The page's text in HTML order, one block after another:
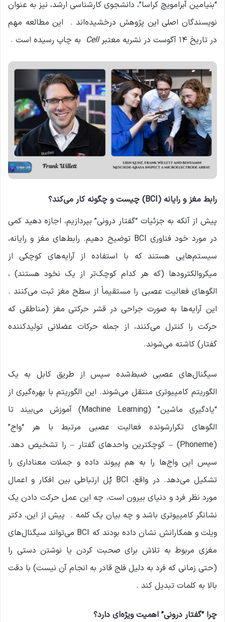
“بنیامین آبرامویچ کراسا”، دانشجوی کارشناسی ارشد، نیز به عنوان
نویسندگان اصلی این پژوهش درخشیده‌اند . این مطالعه مهم
در تاریخ ۱۴ آگوست در نشریه معتبر
Cell به چاپ رسیده است .
رابط مغز و رایانه (BCI)
چیست و چگونه کار می‌کند؟
پیش از آنکه به جزئیات “گفتار درونی” بپردازیم، اجازه دهید کمی
در مورد خود فناوری BCI توضیح دهیم. رابط‌های مغز و رایانه،
سیستم‌هایی هستند که با استفاده از آرایه‌های کوچکی از
میکروالکترودها (که هر کدام کوچک‌تر از یک نخود هستند) ،
الگوهای فعالیت عصبی را مستقیماً از سطح مغز ثبت می‌کنند .
این آرایه‌ها به صورت جراحی در قشر حرکتی مغز (مناطقی که
حرکت را کنترل می‌کنند، از جمله حرکات عضلانی تولیدکننده
گفتار) کاشته می‌شوند.
سیگنال‌های عصبی ضبط‌شده سپس از طریق کابل به یک
الگوریتم کامپیوتری منتقل می‌شوند. این الگوریتم با بهره‌گیری از
“یادگیری ماشین” (Machine Learning) آموزش می‌بیند تا
الگوهای تکرارشونده فعالیت عصبی مرتبط با هر “واج”
(Phoneme) – کوچکترین واحدهای گفتار – را تشخیص دهد.
سپس این واج‌ها را به هم پیوند داده و جملات معناداری را
تشکیل می‌دهد. در واقع، BCI پُل ارتباطی بین افکار و اعمال
مورد نظر فرد و دنیای بیرون است، چه این عمل حرکت دادن یک
نشانگر کامپیوتری باشد و چه بیان یک کلمه . پیش از این، دکتر
ویلت و همکارانش نشان داده بودند که BCI می‌تواند سیگنال‌های
مغزی مربوط به تلاش برای صحبت کردن یا نوشتن دستی را
(حتی زمانی که فرد به دلیل فلج قادر به انجام آن نیست) با دقت
بالا به کلمات تبدیل کند .
چرا “گفتار درونی” اهمیت ویژه‌ای دارد؟